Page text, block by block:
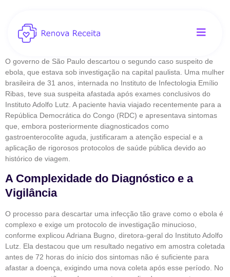
O governo de São Paulo descartou o segundo caso suspeito de
ebola, que estava sob investigação na capital paulista. Uma mulher
brasileira de 31 anos, internada no Instituto de Infectologia Emílio
Ribas, teve sua suspeita afastada após exames conclusivos do
Instituto Adolfo Lutz. A paciente havia viajado recentemente para a
República Democrática do Congo (RDC) e apresentava sintomas
que, embora posteriormente diagnosticados como
gastroenterocolite aguda, justificaram a atenção especial e a
aplicação de rigorosos protocolos de saúde pública devido ao
histórico de viagem.
A Complexidade do Diagnóstico e a
Vigilância
O processo para descartar uma infecção tão grave como o ebola é
complexo e exige um protocolo de investigação minucioso,
conforme explicou Adriana Bugno, diretora-geral do Instituto Adolfo
Lutz. Ela destacou que um resultado negativo em amostra coletada
antes de 72 horas do início dos sintomas não é suficiente para
afastar a doença, exigindo uma nova coleta após esse período. No